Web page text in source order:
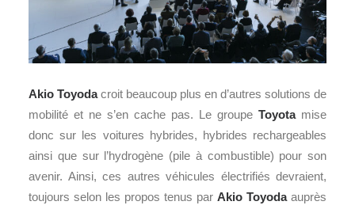
Akio Toyodacroit beaucoup plus en d’autres solutions de
mobilité et ne s’en cache pas. Le groupe Toyotamise
donc sur les voitures hybrides, hybrides rechargeables
ainsi que sur l’hydrogène (pile à combustible) pour son
avenir. Ainsi, ces autres véhicules électrifiés devraient,
toujours selon les propos tenus par Akio Toyodaauprès